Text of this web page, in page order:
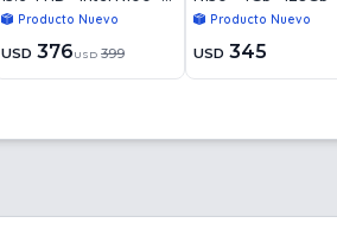
4GB - 128GB - Win11
Producto Nuevo
USD 376 USD 399
Win11Producto Nuevo
USD 345